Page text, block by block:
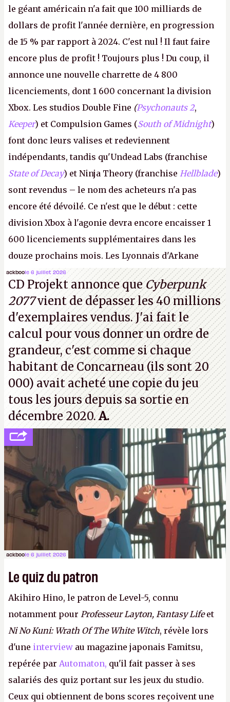
le géant américain n'a fait que 100 milliards de
dollars de profit l'année dernière, en progression
de 15 % par rapport à 2024. C'est nul ! Il faut faire
encore plus de profit ! Toujours plus ! Du coup, il
annonce une nouvelle charrette de 4 800
licenciements, dont 1 600 concernant la division
Xbox. Les studios Double Fine (Psychonauts 2,
Keeper) et Compulsion Games (South of Midnight)
font donc leurs valises et redeviennent
indépendants, tandis qu'Undead Labs (franchise
State of Decay) et Ninja Theory (franchise Hellblade)
sont revendus – le nom des acheteurs n'a pas
encore été dévoilé. Ce n'est que le début : cette
division Xbox à l'agonie devra encore encaisser 1
600 licenciements supplémentaires dans les
douze prochains mois. Les Lyonnais d'Arkane
(Dishonored, Deathloop) pourraient faire partie des
prochaines victimes, puisque Microsoft a confirmé
vouloir se séparer du studio.A.
ackboole 6 juillet 2026
CD Projekt annonce queCyberpunk
2077vient de dépasser les 40 millions
d'exemplaires vendus. J'ai fait le
calcul pour vous donner un ordre de
grandeur, c'est comme si chaque
habitant de Concarneau (ils sont 20
000) avait acheté une copie du jeu
tous les jours depuis sa sortie en
décembre 2020.A.
ackboole 6 juillet 2026
Le quiz du patron
Akihiro Hino, le patron de Level-5, connu
notamment pour Professeur Layton, Fantasy Lifeet
Ni No Kuni: Wrath Of The White Witch, révèle lors
d'une interview au magazine japonais Famitsu,
repérée par Automaton, qu'il fait passer à ses
salariés des quiz portant sur les jeux du studio.
Ceux qui obtiennent de bons scores reçoivent une